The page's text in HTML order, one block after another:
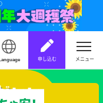
Language 申し込む メニュー